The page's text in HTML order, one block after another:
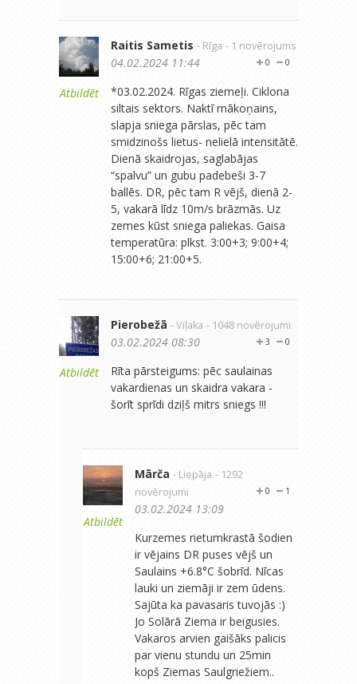
Atbildēt
Raitis Sametis - Rīga - 1 novērojums
0
0
04.02.2024 11:44
*03.02.2024. Rīgas ziemeļi. Ciklona
siltais sektors. Naktī mākoņains,
slapja sniega pārslas, pēc tam
smidzinošs lietus- nelielā intensitātē.
Dienā skaidrojas, saglabājas
“spalvu” un gubu padebeši 3-7
ballēs. DR, pēc tam R vējš, dienā 2-
5, vakarā līdz 10m/s brāzmās. Uz
zemes kūst sniega paliekas. Gaisa
temperatūra: plkst. 3:00+3; 9:00+4;
15:00+6; 21:00+5.
Atbildēt
Pierobežā - Viļaka - 1048 novērojumi
0
3
03.02.2024 08:30
Rīta pārsteigums: pēc saulainas
vakardienas un skaidra vakara -
šorīt sprīdi dziļš mitrs sniegs !!!
Atbildēt
Mārča - Liepāja - 1292
novērojumi
1
0
03.02.2024 13:09
Kurzemes rietumkrastā šodien
ir vējains DR puses vējš un
Saulains +6.8°C šobrīd. Nīcas
lauki un ziemāji ir zem ūdens.
Sajūta ka pavasaris tuvojās :)
Jo Solārā Ziema ir beigusies.
Vakaros arvien gaišāks palicis
par vienu stundu un 25min
kopš Ziemas Saulgriežiem..